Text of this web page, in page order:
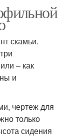
скамьи.
– как
и
чертеж для
только
сидения